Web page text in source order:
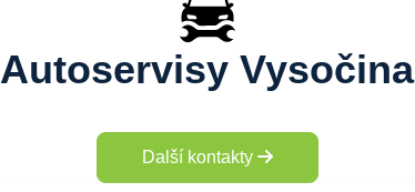
Autoservisy Vysočina
Další kontakty